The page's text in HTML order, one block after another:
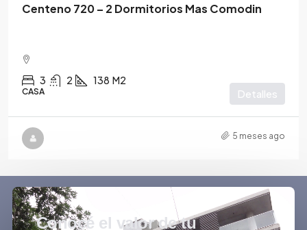
Centeno 720 – 2 Dormitorios Mas Comodin
3 2 138 M2
CASA Detalles
5 meses ago
Conocé el valor de tu